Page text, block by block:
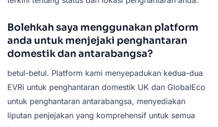
Bolehkah saya menggunakan platform
anda untuk menjejaki penghantaran
domestik dan antarabangsa?
betul-betul. Platform kami menyepadukan kedua-dua
EVRi untuk penghantaran domestik UK dan GlobalEco
untuk penghantaran antarabangsa, menyediakan
liputan penjejakan yang komprehensif untuk semua